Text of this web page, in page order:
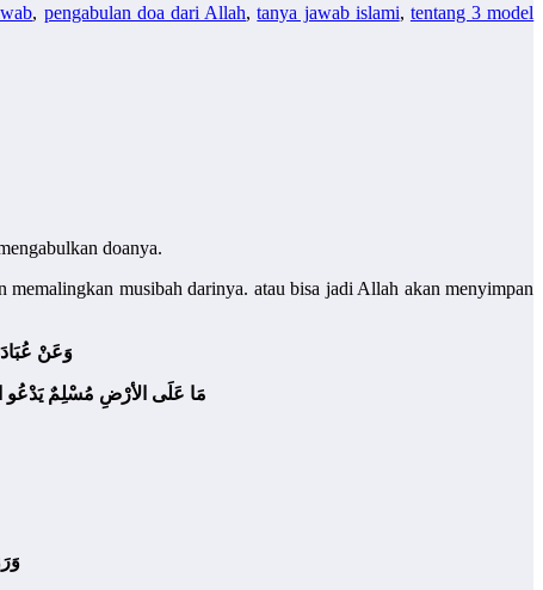
, pengabulan doa dari Allah,tanya jawab islami, tentang 3 model
doanya.
musibah darinya. atau bisa jadi Allah akan menyimpan
وَعَنْ
مَا عَلَى الأرْضِ مُسْلِمٌ يَدْعُو